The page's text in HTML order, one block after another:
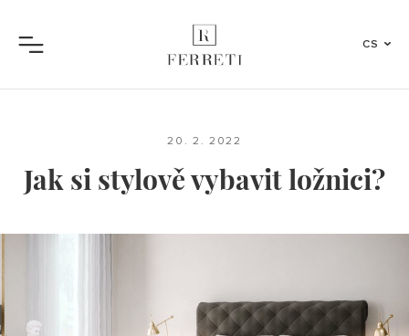
Menu
CS
20. 2. 2022
Jak si stylově vybavit ložnici?